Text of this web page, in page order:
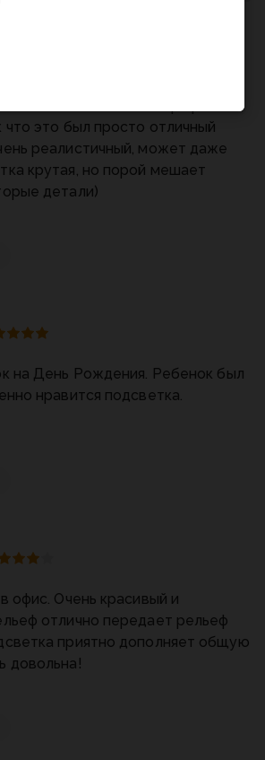
себя. Очень люблю географию и
что это был просто отличный
реалистичный, может даже
крутая, но порой мешает
детали)
на День Рождения. Ребенок был
нравится подсветка.
офис. Очень красивый и
отлично передает рельеф
приятно дополняет общую
довольна!